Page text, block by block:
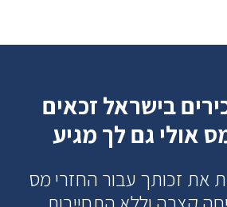
בישראל זכאים
אולי גם לך מגיע
את זכותך עבור החזרי מס